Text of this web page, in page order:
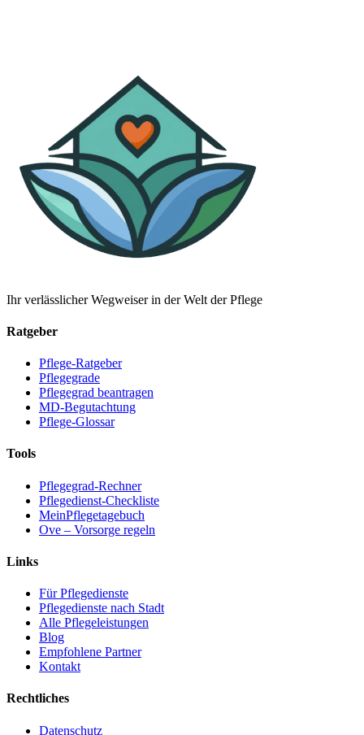
Ihr verlässlicher Wegweiser in der Welt der Pflege
Ratgeber
Pflege-Ratgeber
Pflegegrade
Pflegegrad beantragen
MD-Begutachtung
Pflege-Glossar
Tools
Pflegegrad-Rechner
Pflegedienst-Checkliste
MeinPflegetagebuch
Ove – Vorsorge regeln
Links
Für Pflegedienste
Pflegedienste nach Stadt
Alle Pflegeleistungen
Blog
Empfohlene Partner
Kontakt
Rechtliches
Datenschutz